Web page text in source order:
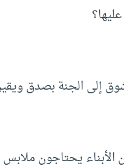
إلى الجنة بصدق
الأبناء يحتاجون